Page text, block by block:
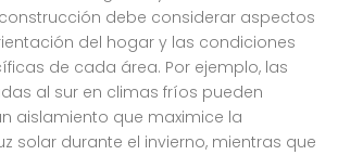
debe considerar aspectos
del hogar y las condiciones
de cada área. Por ejemplo, las
al sur en climas fríos pueden
aislamiento que maximice la
solar durante el invierno, mientras que